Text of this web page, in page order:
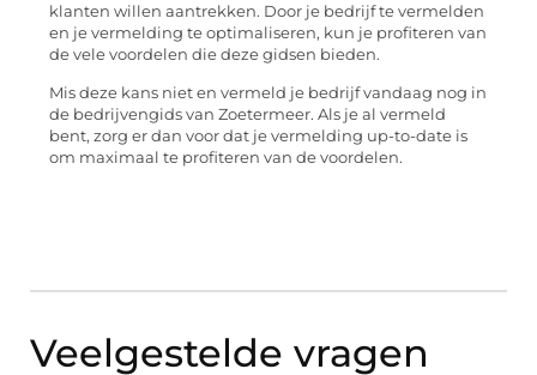
klanten willen aantrekken. Door je bedrijf te vermelden
en je vermelding te optimaliseren, kun je profiteren van
de vele voordelen die deze gidsen bieden.
Mis deze kans niet en vermeld je bedrijf vandaag nog in
de bedrijvengids van Zoetermeer. Als je al vermeld
bent, zorg er dan voor dat je vermelding up-to-date is
om maximaal te profiteren van de voordelen.
Veelgestelde vragen